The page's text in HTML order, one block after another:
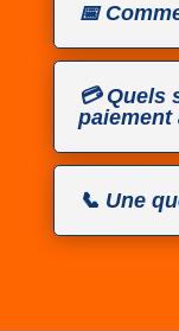
📅
💳 Quels
paiement
📞 Une